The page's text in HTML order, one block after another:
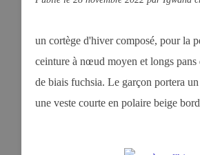
un cortège d'hiver composé, pour la
ceinture à nœud moyen et longs
de biais fuchsia. Le garçon portera
une veste courte en polaire beige